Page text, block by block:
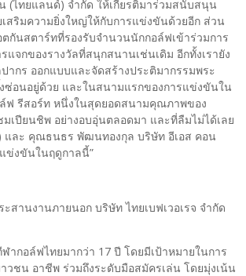
(ไทยแลนด์) จำกัด ให้เกียรติมาร่วมสนับสนุน
สริมความยิ่งใหญ่ให้กับการแข่งขันด้วยอีก ส่วน
กันสตาร์ทที่รองรับจำนวนนักกอล์ฟเข้าร่วมการ
จกของรางวัลที่สนุกสนานเช่นเดิม อีกทั้งเรายัง
ากร ออกแบบและจัดสร้างประติมากรรมพระ
อนอยู่ด้วย และในสนามแรกของการแข่งขันใน
ฟ รีสอร์ท หนึ่งในสุดยอดสนามคุณภาพของ
เปียนชิพ อย่างอบอุ่นตลอดมา และที่ลืมไม่ได้เลย
และ คุณธนธร พัฒนทองกุล บริษัท อีเอส คอน
ข่งขันในฤดูกาลนี้”
สานงานภายนอก บริษัท ไทยเบฟเวอเรจ จำกัด
กอล์ฟไทยมากว่า 17 ปี โดยมีเป้าหมายในการ
ชน อาชีพ ร่วมถึงระดับมือสมัครเล่น โดยมุ่งเน้น